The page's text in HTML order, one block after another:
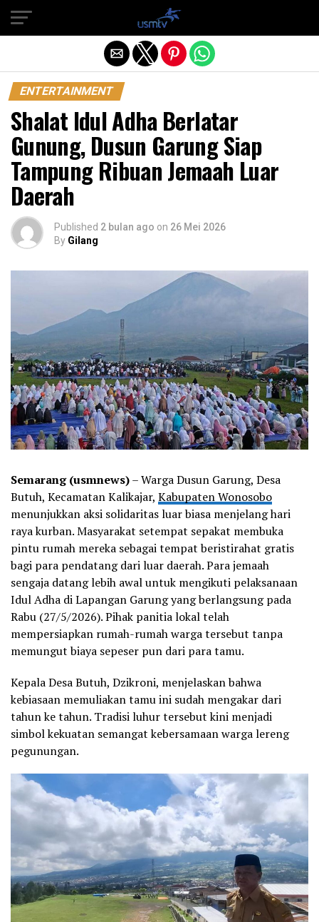
ENTERTAINMENT
Shalat Idul Adha Berlatar
Gunung, Dusun Garung Siap
Tampung Ribuan Jemaah Luar
Daerah
Published 2 bulan ago on 26 Mei 2026
By Gilang
Semarang (usmnews)– Warga Dusun Garung, Desa
Butuh, Kecamatan Kalikajar, Kabupaten Wonosobo
menunjukkan aksi solidaritas luar biasa menjelang hari
raya kurban. Masyarakat setempat sepakat membuka
pintu rumah mereka sebagai tempat beristirahat gratis
bagi para pendatang dari luar daerah. Para jemaah
sengaja datang lebih awal untuk mengikuti pelaksanaan
Idul Adha di Lapangan Garung yang berlangsung pada
Rabu (27/5/2026). Pihak panitia lokal telah
mempersiapkan rumah-rumah warga tersebut tanpa
memungut biaya sepeser pun dari para tamu.
Kepala Desa Butuh, Dzikroni, menjelaskan bahwa
kebiasaan memuliakan tamu ini sudah mengakar dari
tahun ke tahun. Tradisi luhur tersebut kini menjadi
simbol kekuatan semangat kebersamaan warga lereng
pegunungan.
Exit mobile version